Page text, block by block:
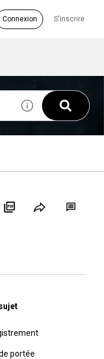
S'inscrire
Connexion
portée